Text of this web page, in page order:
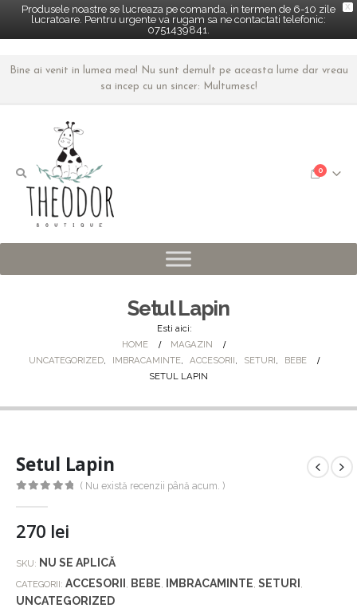
X
Produsele noastre se lucreaza pe comanda, in termen de 6-10 zile
lucratoare. Pentru urgente va rugam sa ne contactati telefonic:
0751439841.
Bine ai venit in lumea mea! Nu sunt demult pe aceasta lume dar vreau
sa incep cu un sincer: Multumesc!
0
Setul Lapin
Esti aici:
HOME
MAGAZIN
UNCATEGORIZED, IMBRACAMINTE, ACCESORII, SETURI,
BEBE
SETUL LAPIN
Setul Lapin
( Nu există recenzii până acum. )
270 lei
SKU: NU SE APLICĂ
CATEGORII: ACCESORII , BEBE, IMBRACAMINTE, SETURI ,
UNCATEGORIZED